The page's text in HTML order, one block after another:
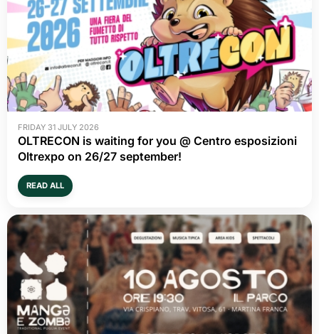
FRIDAY 31 JULY 2026
OLTRECON is waiting for you @ Centro esposizioni
Oltrexpo on 26/27 september!
READ ALL